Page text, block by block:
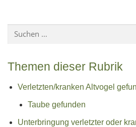
nach:
Themen dieser Rubrik
Verletzten/kranken Altvogel
Taube gefunden
Unterbringung verletzter oder